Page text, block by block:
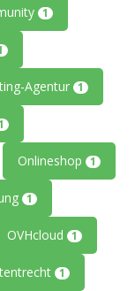
1
Agentur 1
Onlineshop 1
1
OVHcloud 1
1